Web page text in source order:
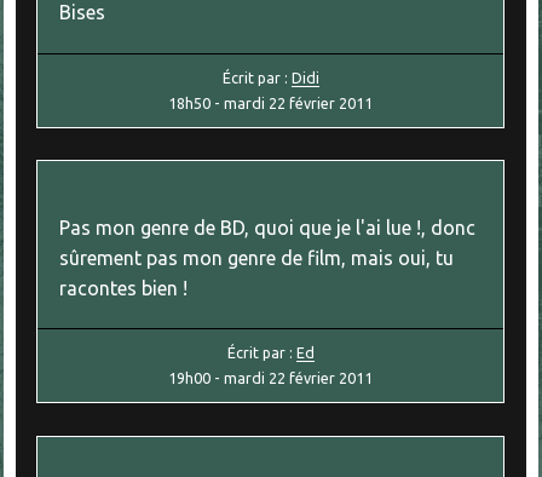
Bises
Écrit par : Didi
18h50 -mardi 22 février 2011
Pas mon genre de BD, quoi que je l'ai lue !, donc
sûrement pas mon genre de film, mais oui, tu
racontes bien !
Écrit par : Ed
19h00 -mardi 22 février 2011